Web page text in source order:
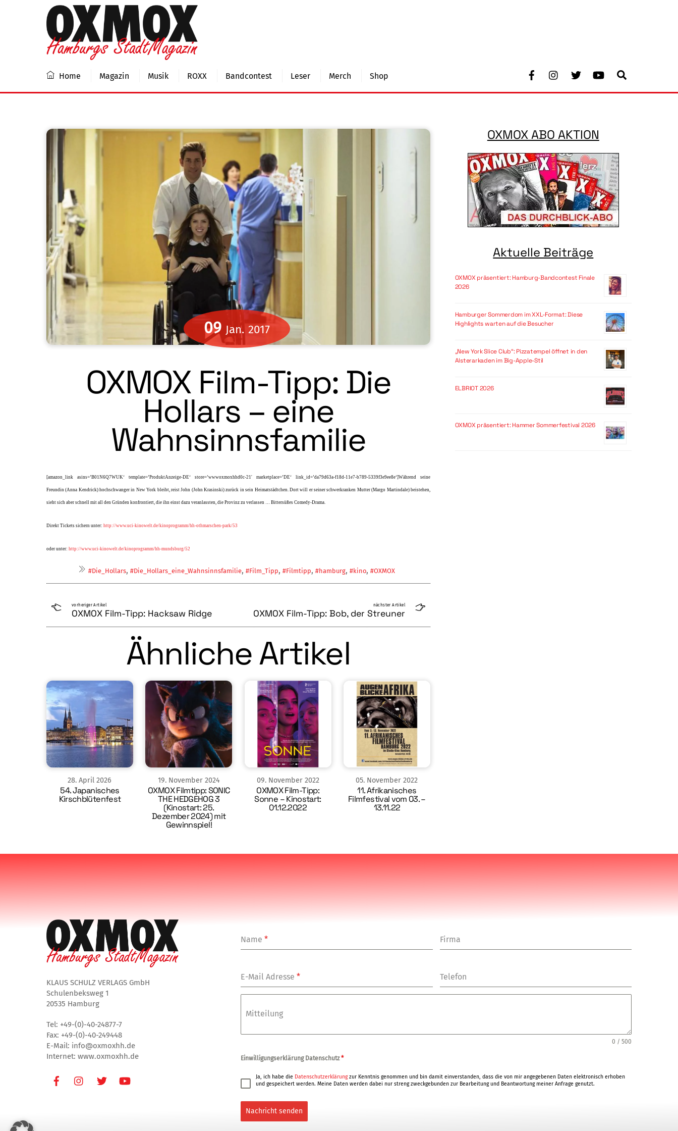
Facebook Youtube
Home Magazin Musik ROXX Bandcontest Leser Merch Shop
09 Jan. 2017
OXMOX Film-Tipp: Die
Hollars – eine
Wahnsinnsfamilie
[amazon_link asins=’B01N6Q7WUK‘ template=’ProduktAnzeige-DE‘ store=’wwwoxmoxhhd0c-21′ marketplace=’DE‘ link_id=’da79d63a-f18d-11e7-b789-5339f3e9ee8e‘]Während seine
Freundin (Anna Kendrick) hochschwanger in New York bleibt, reist John (John Krasinski) zurück in sein Heimatstädtchen. Dort will er seiner schwerkranken Mutter (Margo Martindale) beistehen,
sieht sich aber schnell mit all den Gründen konfrontiert, die ihn einst dazu veranlassten, die Provinz zu verlassen … Bittersüßes Comedy-Drama.
Direkt Tickets sichern unter: http://www.uci-kinowelt.de/kinoprogramm/hh-othmarschen-park/53
oder unter: http://www.uci-kinowelt.de/kinoprogramm/hh-mundsburg/52
#Die_Hollars,#Die_Hollars_eine_Wahnsinnsfamilie,#Film_Tipp,#Filmtipp,#hamburg,#kino,#OXMOX
vorheriger Artikel
OXMOX Film-Tipp: Hacksaw Ridge
nächster Artikel
OXMOX Film-Tipp: Bob, der Streuner
Ähnliche Artikel
28.April 2026
54. Japanisches
Kirschblütenfest
19. November 2024
OXMOX Filmtipp: SONIC
THE HEDGEHOG 3
(Kinostart: 25.
Dezember 2024) mit
Gewinnspiel!
09. November 2022
OXMOX Film-Tipp:
Sonne – Kinostart:
01.12.2022
05. November 2022
11. Afrikanisches
Filmfestival vom 03. –
13.11.22
OXMOX ABO AKTION
Aktuelle Beiträge
OXMOX präsentiert: Hamburg-Bandcontest Finale
2026
Hamburger Sommerdom im XXL-Format: Diese
Highlights warten auf die Besucher
„New York Slice Club“: Pizzatempel öffnet in den
Alsterarkaden im Big-Apple-Stil
ELBRIOT 2026
OXMOX präsentiert: Hammer Sommerfestival 2026
KLAUS SCHULZ VERLAGS GmbH
Schulenbeksweg 1
20535 Hamburg
Tel: +49-(0)-40-24877-7
Fax: +49-(0)-40-249448
E-Mail: info@oxmoxhh.de
Internet: www.oxmoxhh.de
FacebookInstagramTwitter
Name* Firma
E-Mail Adresse* Telefon
Mitteilung
0 / 500
Einwilligungserklärung Datenschutz*
Ja, ich habe die Datenschutzerklärungzur Kenntnis genommen und bin damit einverstanden, dass die von mir angegebenen Daten elektronisch erhoben
und gespeichert werden. Meine Daten werden dabei nur streng zweckgebunden zur Bearbeitung und Beantwortung meiner Anfrage genutzt.
Nachricht senden